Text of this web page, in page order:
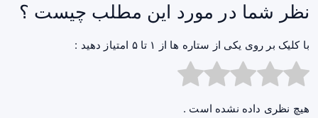
نظر شما در مورد این مطلب چیست ؟
با کلیک بر روی یکی از ستاره ها از ۱ تا ۵ امتیاز دهید :
هیچ نظری داده نشده است .